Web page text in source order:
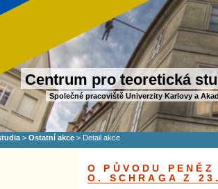
Centrum pro teoretická
Společné pracoviště Univerzity Karlovy a
> Ostatní akce > Detail akce
O PŮVODU
O. SCHRAGA Z